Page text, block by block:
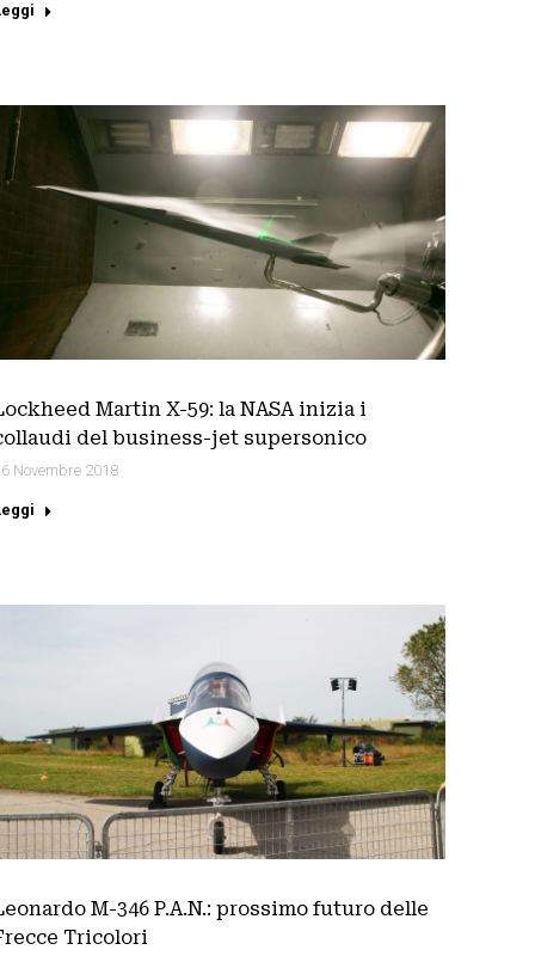
Martin X-59: la NASA inizia i
del business-jet supersonico
Novembre 2018
M-346 P.A.N.: prossimo futuro delle
Tricolori